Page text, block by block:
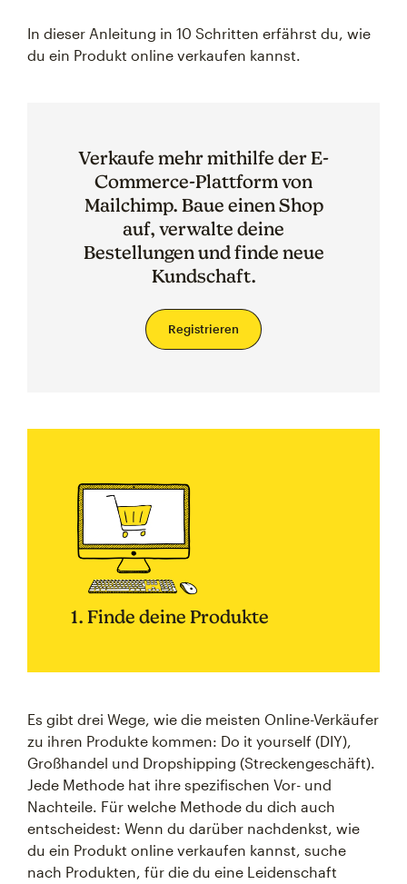
In dieser Anleitung in 10 Schritten erfährst du, wie
du ein Produkt online verkaufen kannst.
Verkaufe mehr mithilfe der E-
Commerce-Plattform von
Mailchimp. Baue einen Shop
auf, verwalte deine
Bestellungen und finde neue
Kundschaft.
Registrieren
1. Finde deine Produkte
Es gibt drei Wege, wie die meisten Online-Verkäufer
zu ihren Produkte kommen: Do it yourself (DIY),
Großhandel und Dropshipping (Streckengeschäft).
Jede Methode hat ihre spezifischen Vor- und
Nachteile. Für welche Methode du dich auch
entscheidest: Wenn du darüber nachdenkst, wie
du ein Produkt online verkaufen kannst, suche
nach Produkten, für die du eine Leidenschaft